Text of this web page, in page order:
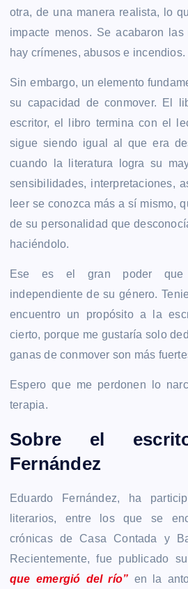
otra, de una manera realista, lo
impacte menos. Se acabaron
hay crímenes, abusos e incendios.
Sin embargo, un elemento
su capacidad de conmover. El
escritor, el libro termina con el
sigue siendo igual al que era
cuando la literatura logra su
sensibilidades, interpretaciones,
leer se conozca más a sí mismo,
de su personalidad que
haciéndolo.
Ese es el gran poder que
independiente de su género.
encuentro un propósito a la
cierto, porque me gustaría solo
ganas de conmover son más
Espero que me perdonen lo
terapia.
Sobre el
Fernández
Eduardo Fernández, ha
literarios, entre los que se
crónicas de Casa Contada y
Recientemente, fue publicado
que emergió del río” en la